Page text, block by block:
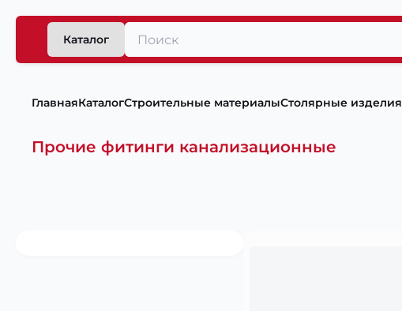
Каталог
ГлавнаяКаталогСтроительные материалыСтолярные изделия
Прочие фитинги канализационные